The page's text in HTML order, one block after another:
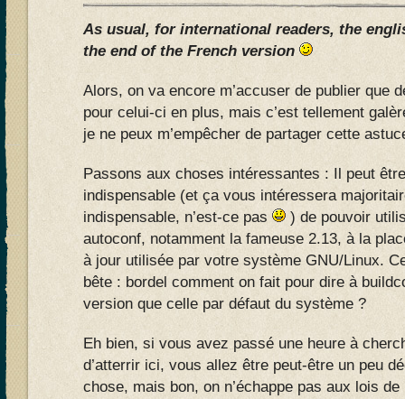
As usual, for international readers, the
the end of the French version
Alors, on va encore m’accuser de publier que
pour celui-ci en plus, mais c’est tellement
je ne peux m’empêcher de partager cette
Passons aux choses intéressantes : Il peut
indispensable (et ça vous intéressera
indispensable, n’est-ce pas
) de pouvoir
autoconf, notamment la fameuse 2.13, à la
à jour utilisée par votre système GNU/Linux.
bête : bordel comment on fait pour dire à
version que celle par défaut du système ?
Eh bien, si vous avez passé une heure à
d’atterrir ici, vous allez être peut-être un peu
chose, mais bon, on n’échappe pas aux lois